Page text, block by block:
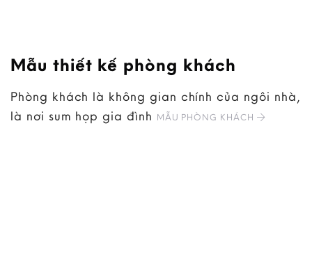
Mẫu thiết kế phòng khách
Phòng khách là không gian chính của ngôi nhà,
là nơi sum họp gia đình MẪU PHÒNG KHÁCH